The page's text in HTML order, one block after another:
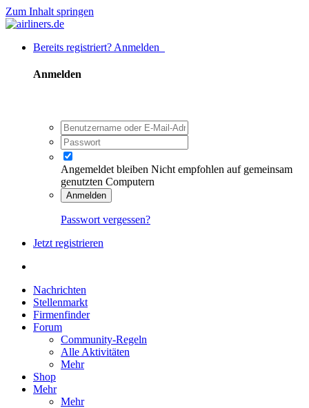
Zum Inhalt springen
Bereits registriert? Anmelden
Anmelden
Angemeldet bleiben Nicht empfohlen auf gemeinsam
genutzten Computern
Anmelden
Passwort vergessen?
Jetzt registrieren
Nachrichten
Stellenmarkt
Firmenfinder
Forum
Community-Regeln
Alle Aktivitäten
Mehr
Shop
Mehr
Mehr